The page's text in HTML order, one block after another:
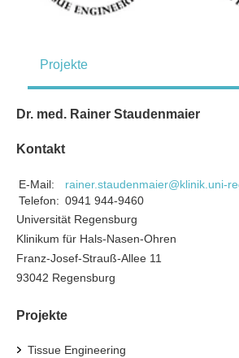
Projekte
Dr. med. Rainer Staudenmaier
Kontakt
E-Mail:
rainer.staudenmaier@klinik.uni-
Telefon: 0941 944-9460
Universität Regensburg
Klinikum für Hals-Nasen-Ohren
Franz-Josef-Strauß-Allee 11
93042 Regensburg
Projekte
Tissue Engineering